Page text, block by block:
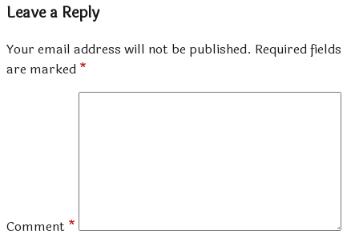
Leave a Reply
Your email address will not be published. Required fields
are marked *
Comment *